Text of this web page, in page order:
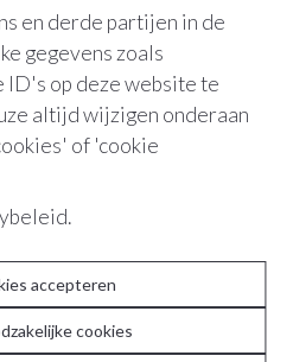
en derde partijen in de
gegevens zoals
ID's op deze website te
altijd wijzigen onderaan
of 'cookie
.
accepteren
cookies
in deze
woning met
groot terras en
Alles wat je
in te boeten op sfeer.”